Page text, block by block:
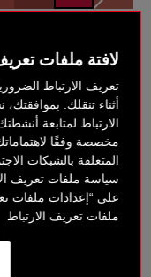
لافتة ملفات
تعريف الارتباط
أثناء تنقلك.
الارتباط لمتابعة
مخصصة وفقًا
المتعلقة بالشبكات
سياسة ملفات تعريف
على “إعدادات ملفات
ملفات تعريف الارتباط
Classic Red
‎ ⃁ 179 ‎